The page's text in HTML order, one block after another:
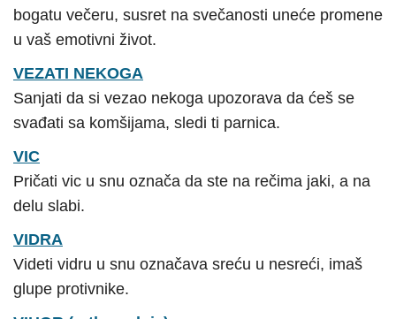
bogatu večeru, susret na svečanosti uneće promene
u vaš emotivni život.
VEZATI NEKOGA
Sanjati da si vezao nekoga upozorava da ćeš se
svađati sa komšijama, sledi ti parnica.
VIC
Pričati vic u snu označa da ste na rečima jaki, a na
delu slabi.
VIDRA
Videti vidru u snu označava sreću u nesreći, imaš
glupe protivnike.